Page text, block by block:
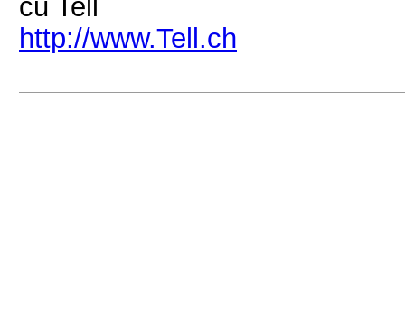
cu Tell
http://www.Tell.ch